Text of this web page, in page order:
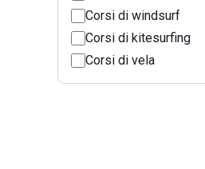
Corsi di windsurf
Corsi di kitesurfing
Corsi di vela